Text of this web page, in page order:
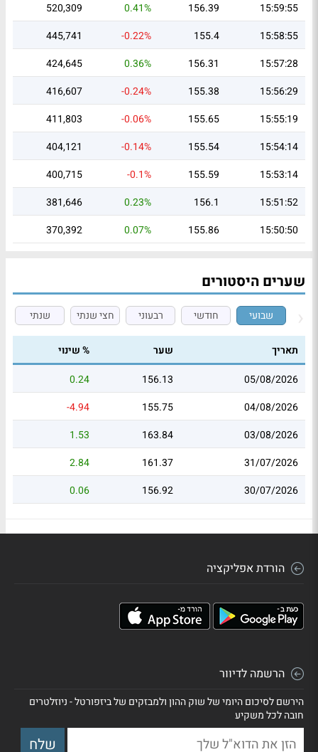
15:59:55
156.39
0.41%
520,309
15:58:55
155.4
-0.22%
445,741
15:57:28
156.31
0.36%
424,645
15:56:29
155.38
-0.24%
416,607
15:55:19
155.65
-0.06%
411,803
15:54:14
155.54
-0.14%
404,121
15:53:14
155.59
-0.1%
400,715
15:51:52
156.1
0.23%
381,646
15:50:50
155.86
0.07%
370,392
שערים היסטורים
שבועי חודשי רבעוני חצי שנתי שנתי
תאריך שער
% שינוי
05/08/2026
156.13
0.24
04/08/2026
155.75
-4.94
03/08/2026
163.84
1.53
31/07/2026
161.37
2.84
30/07/2026
156.92
0.06
הורדת אפליקציה
הרשמה לדיוור
הירשם לסיכום היומי של שוק ההון ולמבזקים של ביזפורטל - ניוזלטרים
חובה לכל משקיע